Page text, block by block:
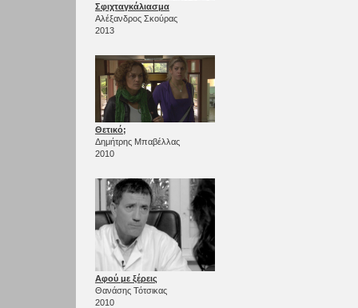
Σφιχταγκάλιασμα
Αλέξανδρος Σκούρας
2013
Θετικό;
Δημήτρης Μπαβέλλας
2010
Αφού με ξέρεις
Θανάσης Τότσικας
2010